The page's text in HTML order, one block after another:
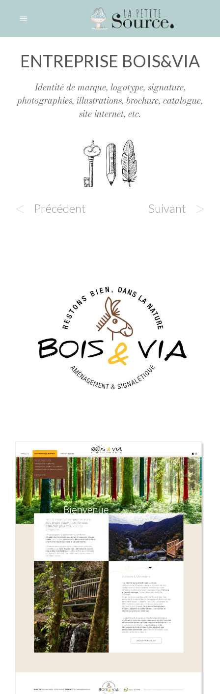
contenu
/ Entreprise Bois&Via
ENTREPRISE BOIS&VIA
Identité de marque, logotype, signature,
photographies, illustrations, brochure, catalogue,
site internet, etc.
< Précédent Suivant >